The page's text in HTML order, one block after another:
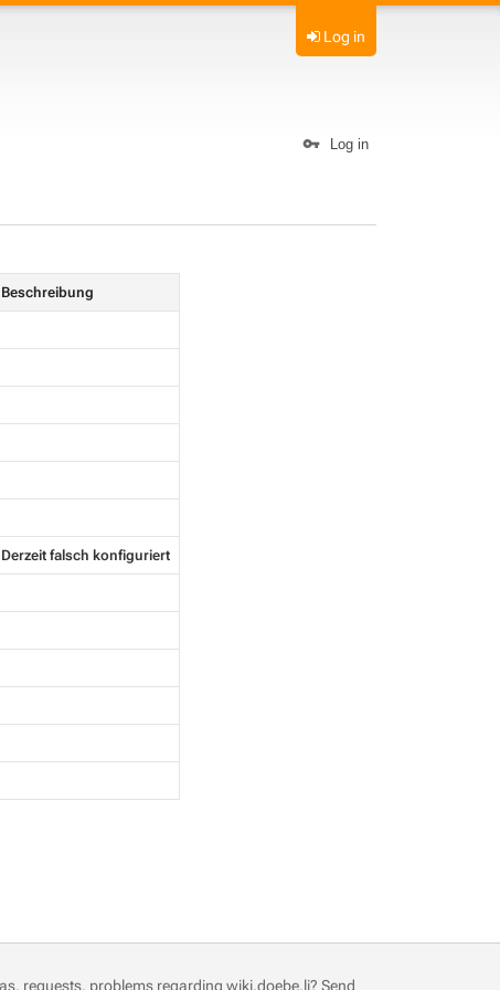
Log in
Log in
Beschreibung
Derzeit falsch konfiguriert
requests, problems regarding wiki.doebe.li? Send